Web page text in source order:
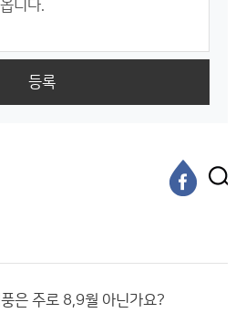
등록
은 주로 8,9월 아닌가요?